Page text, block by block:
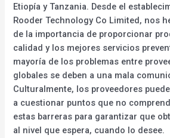
Etiopía y Tanzania. Desde el
Rooder Technology Co Limited, nos
de la importancia de proporcionar
calidad y los mejores servicios
mayoría de los problemas entre
globales se deben a una mala
Culturalmente, los proveedores
a cuestionar puntos que no
estas barreras para garantizar que
al nivel que espera, cuando lo desee.